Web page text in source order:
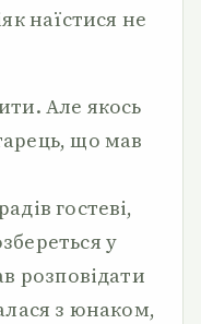
наїстися не
Але якось
що мав
гостеві,
у
розповідати
з юнаком,